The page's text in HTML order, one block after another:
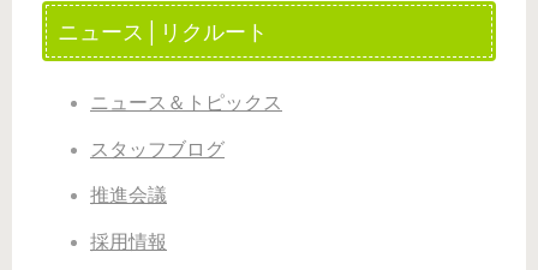
ニュース│リクルート
ニュース＆トピックス
スタッフブログ
推進会議
採用情報